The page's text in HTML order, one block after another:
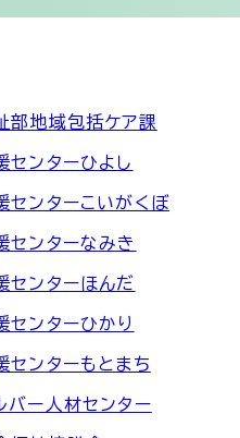
部地域包括ケア課
センターひよし
センターこいがくぼ
センターなみき
センターほんだ
センターひかり
センターもとまち
バー人材センター